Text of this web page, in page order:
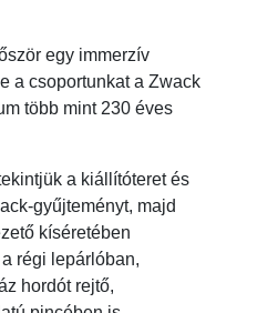
egy immerzív
a csoportunkat a Zwack
több mint 230 éves
a kiállítóteret és
gyűjteményt, majd
kíséretében
régi lepárlóban,
hordót rejtő,